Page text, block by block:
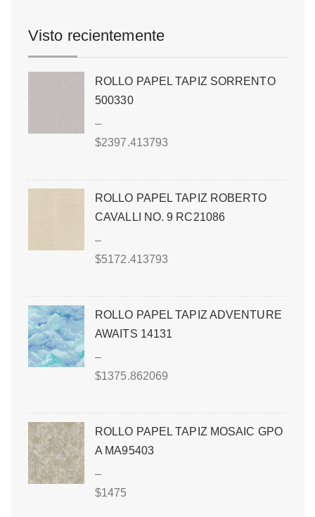
Visto recientemente
ROLLO PAPEL TAPIZ SORRENTO
500330
–
$2397.413793
ROLLO PAPEL TAPIZ ROBERTO
CAVALLI NO. 9 RC21086
–
$5172.413793
ROLLO PAPEL TAPIZ ADVENTURE
AWAITS 14131
–
$1375.862069
ROLLO PAPEL TAPIZ MOSAIC GPO
A MA95403
–
$1475